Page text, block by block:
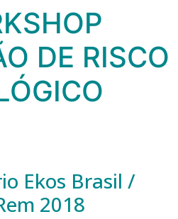
DE RISCO
Ekos Brasil /
2018